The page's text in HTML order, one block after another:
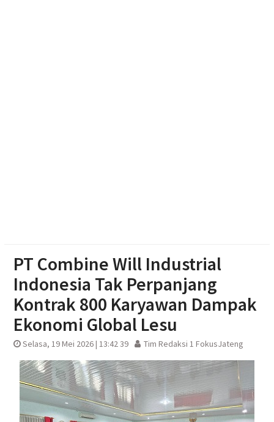
PT Combine Will Industrial
Indonesia Tak Perpanjang
Kontrak 800 Karyawan Dampak
Ekonomi Global Lesu
Selasa, 19 Mei 2026 | 13:42 39 Tim Redaksi 1 FokusJateng